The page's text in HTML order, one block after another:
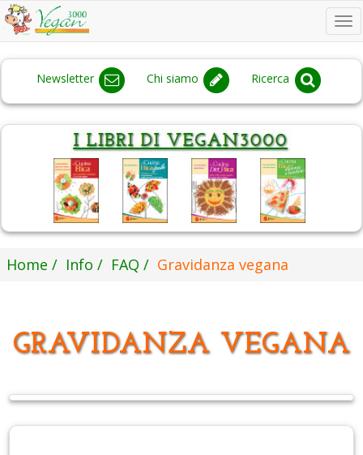
Newsletter Chi siamo Ricerca
Home Info FAQ Gravidanza vegana
GRAVIDANZA VEGANA